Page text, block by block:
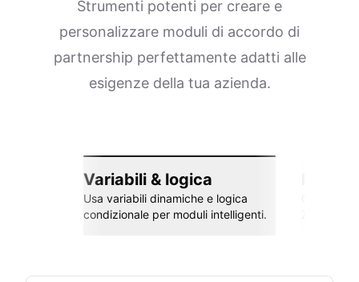
Strumenti potenti per creare e
personalizzare moduli di accordo di
partnership perfettamente adatti alle
esigenze della tua azienda.
Variabili & logica
Usa variabili dinamiche e logica
condizionale per moduli intelligenti.